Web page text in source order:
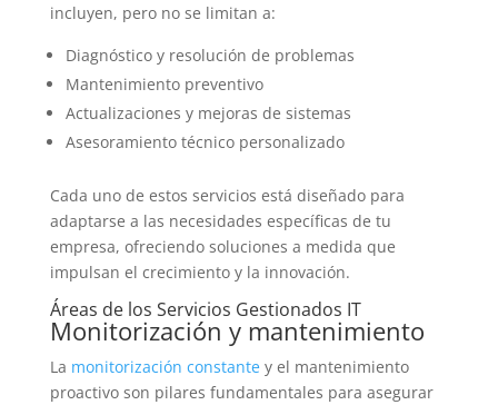
incluyen, pero no se limitan a:
Diagnóstico y resolución de problemas
Mantenimiento preventivo
Actualizaciones y mejoras de sistemas
Asesoramiento técnico personalizado
Cada uno de estos servicios está diseñado para
adaptarse a las necesidades específicas de tu
empresa, ofreciendo soluciones a medida que
impulsan el crecimiento y la innovación.
Áreas de los Servicios Gestionados IT
Monitorización y mantenimiento
La monitorización constantey el mantenimiento
proactivo son pilares fundamentales para asegurar